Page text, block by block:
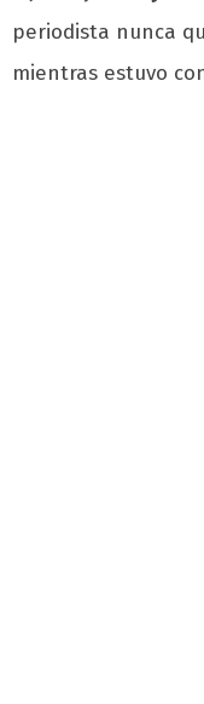
periodista nunca
mientras estuvo